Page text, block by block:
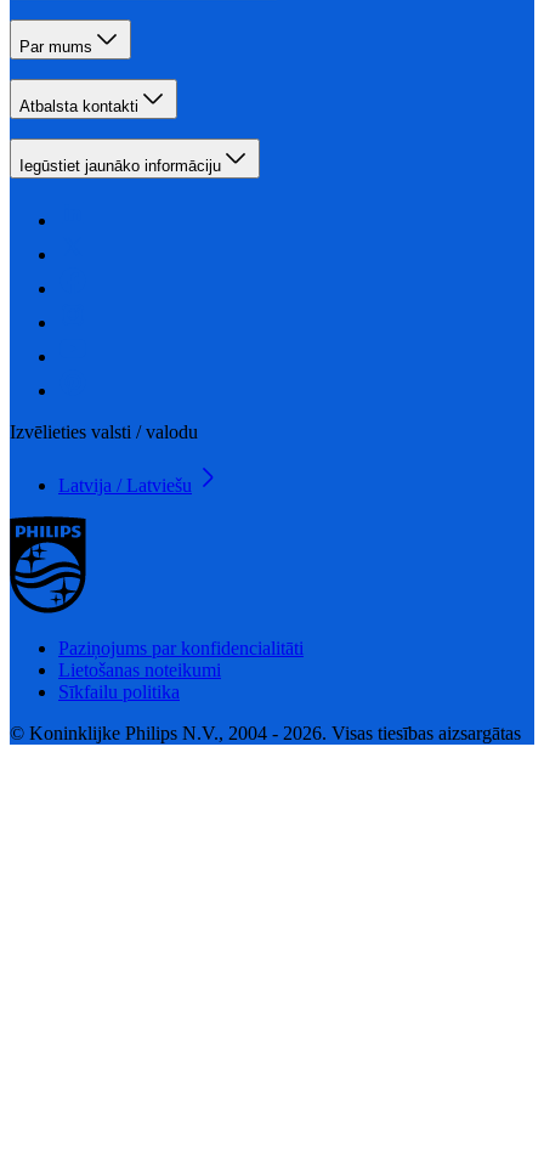
Par mums
Atbalsta kontakti
Iegūstiet jaunāko informāciju
Izvēlieties valsti / valodu
Latvija / Latviešu
Paziņojums par konfidencialitāti
Lietošanas noteikumi
Sīkfailu politika
© Koninklijke Philips N.V., 2004 - 2026. Visas tiesības aizsargātas